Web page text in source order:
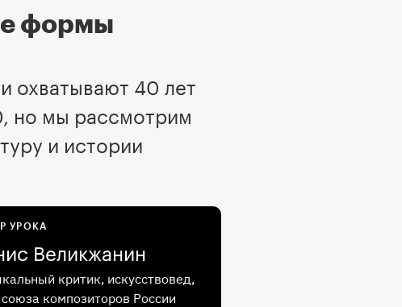
формы
охватывают 40 лет
но мы рассмотрим
и истории
УРОКА
Великжанин
критик, искусствовед,
композиторов России